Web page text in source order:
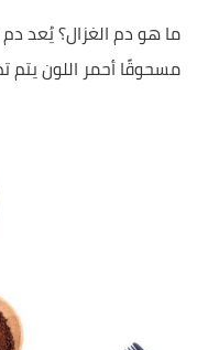
ما هو دم الغزال؟ يُعد
مسحوقًا أحمر اللون